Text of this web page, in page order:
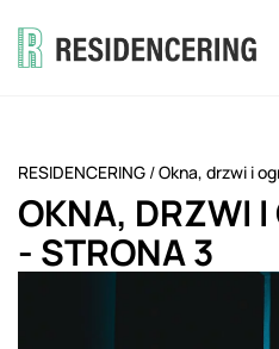
RESIDENCERING /Okna, drzwi i
OKNA, DRZWI
- STRONA 3